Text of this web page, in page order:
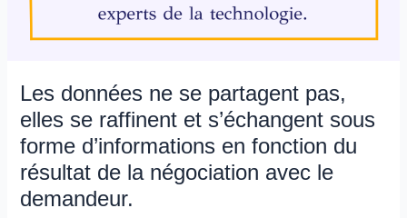
les
dirigeants
responsables
de
la
stratégie,
non
Les données ne se partagent pas,
elles se raffinent et s’échangent sous
forme d’informations en fonction du
résultat de la négociation avec le
demandeur.